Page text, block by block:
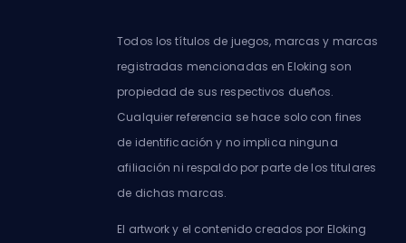
Todos los títulos de juegos, marcas y marcas
registradas mencionadas en Eloking son
propiedad de sus respectivos dueños.
Cualquier referencia se hace solo con fines
de identificación y no implica ninguna
afiliación ni respaldo por parte de los titulares
de dichas marcas.
El artwork y el contenido creados por Eloking